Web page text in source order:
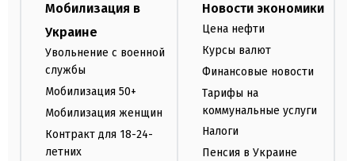
Мобилизация в
Украине
Увольнение с военной
службы
Мобилизация 50+
Мобилизация женщин
Контракт для 18-24-
летних
Новости экономики
Цена нефти
Курсы валют
Финансовые новости
Тарифы на
коммунальные услуги
Налоги
Пенсия в Украине